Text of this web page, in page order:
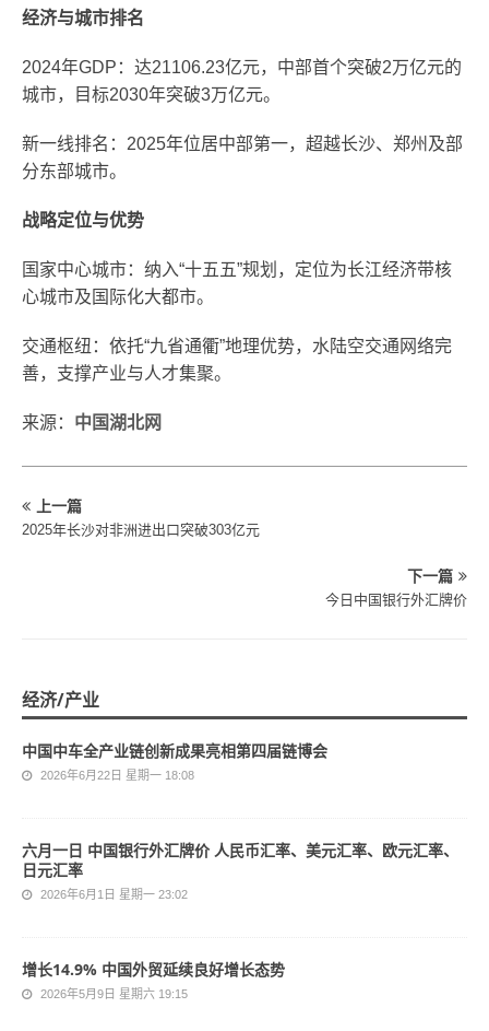
经济与城市排名
‌2024年GDP‌：达21106.23亿元，中部首个突破2万亿元的
城市，目标2030年突破3万亿元。‌‌
‌新一线排名‌：2025年位居中部第一，超越长沙、郑州及部
分东部城市。‌‌
战略定位与优势
‌国家中心城市‌：纳入“十五五”规划，定位为长江经济带核
心城市及国际化大都市。‌‌
‌交通枢纽‌：依托“九省通衢”地理优势，水陆空交通网络完
善，支撑产业与人才集聚。‌‌
来源： 中国湖北网
上一篇
2025年长沙对非洲进出口突破303亿元
下一篇
今日中国银行外汇牌价
经济/产业
中国中车全产业链创新成果亮相第四届链博会
2026年6月22日 星期一 18:08
六月一日 中国银行外汇牌价 人民币汇率、美元汇率、欧元汇率、
日元汇率
2026年6月1日 星期一 23:02
增长14.9% 中国外贸延续良好增长态势
2026年5月9日 星期六 19:15